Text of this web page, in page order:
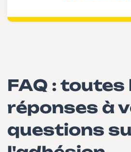
FAQ : toutes
réponses à
questions